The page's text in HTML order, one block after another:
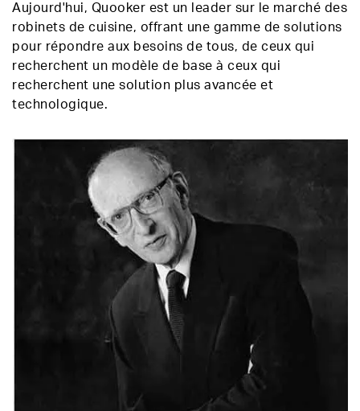
Aujourd'hui, Quooker est un leader sur le marché des
robinets de cuisine, offrant une gamme de solutions
pour répondre aux besoins de tous, de ceux qui
recherchent un modèle de base à ceux qui
recherchent une solution plus avancée et
technologique.